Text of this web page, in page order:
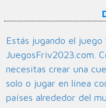
Estás jugando el
JuegosFriv2023.com.
necesitas crear una
solo o jugar en línea
países alrededor del